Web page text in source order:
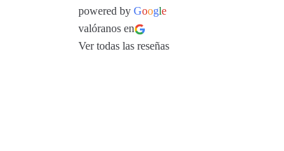
powered by Google
valóranos en
Ver todas las reseñas